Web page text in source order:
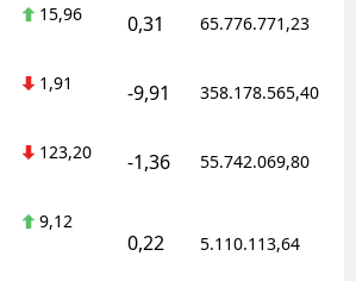
15,96 0,31 65.776.771,23
1,91 -9,91 358.178.565,40
123,20 -1,36 55.742.069,80
9,12
0,22 5.110.113,64